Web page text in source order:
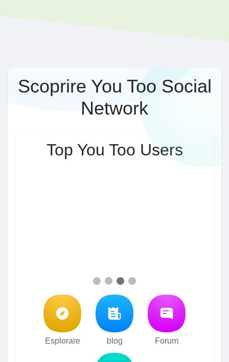
Scoprire You Too Social
Network
Top You Too Users
Esplorare blog Forum